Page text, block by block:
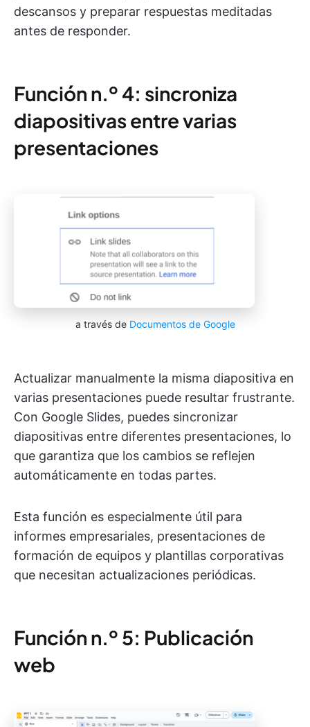
descansos y preparar respuestas meditadas
antes de responder.
Función n.º 4: sincroniza
diapositivas entre varias
presentaciones
a través de Documentos de Google
Actualizar manualmente la misma diapositiva en
varias presentaciones puede resultar frustrante.
Con Google Slides, puedes sincronizar
diapositivas entre diferentes presentaciones, lo
que garantiza que los cambios se reflejen
automáticamente en todas partes.
Esta función es especialmente útil para
informes empresariales, presentaciones de
formación de equipos y plantillas corporativas
que necesitan actualizaciones periódicas.
Función n.º 5: Publicación
web